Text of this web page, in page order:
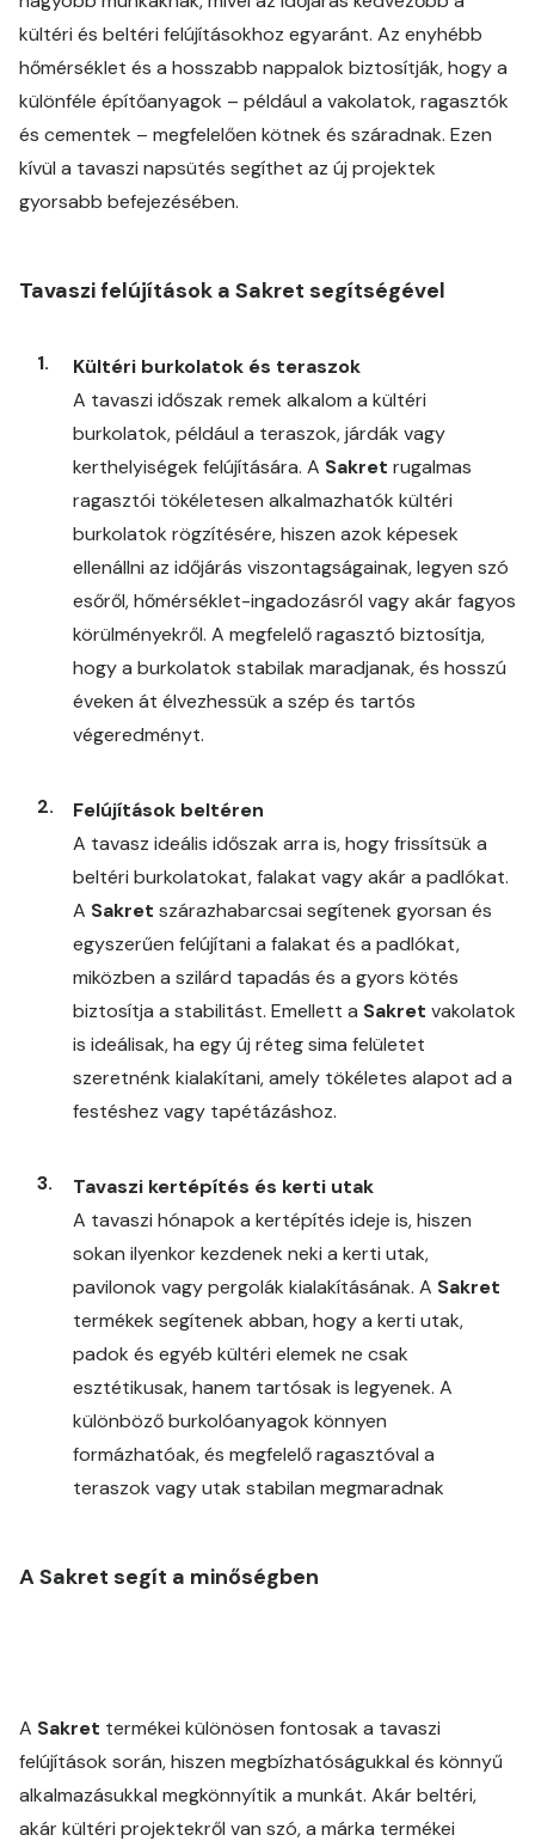
kültéri és beltéri felújításokhoz egyaránt. Az enyhébb
hőmérséklet és a hosszabb nappalok biztosítják, hogy a
különféle építőanyagok – például a vakolatok, ragasztók
és cementek – megfelelően kötnek és száradnak. Ezen
kívül a tavaszi napsütés segíthet az új projektek
gyorsabb befejezésében.
Tavaszi felújítások a Sakret segítségével
Kültéri burkolatok és teraszok
A tavaszi időszak remek alkalom a kültéri
burkolatok, például a teraszok, járdák vagy
kerthelyiségek felújítására. A Sakret rugalmas
ragasztói tökéletesen alkalmazhatók kültéri
burkolatok rögzítésére, hiszen azok képesek
ellenállni az időjárás viszontagságainak, legyen szó
esőről, hőmérséklet-ingadozásról vagy akár fagyos
körülményekről. A megfelelő ragasztó biztosítja,
hogy a burkolatok stabilak maradjanak, és hosszú
éveken át élvezhessük a szép és tartós
végeredményt.
Felújítások beltéren
A tavasz ideális időszak arra is, hogy frissítsük a
beltéri burkolatokat, falakat vagy akár a padlókat.
A Sakret szárazhabarcsai segítenek gyorsan és
egyszerűen felújítani a falakat és a padlókat,
miközben a szilárd tapadás és a gyors kötés
biztosítja a stabilitást. Emellett a Sakret vakolatok
is ideálisak, ha egy új réteg sima felületet
szeretnénk kialakítani, amely tökéletes alapot ad a
festéshez vagy tapétázáshoz.
Tavaszi kertépítés és kerti utak
A tavaszi hónapok a kertépítés ideje is, hiszen
sokan ilyenkor kezdenek neki a kerti utak,
pavilonok vagy pergolák kialakításának. A Sakret
termékek segítenek abban, hogy a kerti utak,
padok és egyéb kültéri elemek ne csak
esztétikusak, hanem tartósak is legyenek. A
különböző burkolóanyagok könnyen
formázhatóak, és megfelelő ragasztóval a
teraszok vagy utak stabilan megmaradnak
A Sakret segít a minőségben
A Sakret termékei különösen fontosak a tavaszi
felújítások során, hiszen megbízhatóságukkal és könnyű
alkalmazásukkal megkönnyítik a munkát. Akár beltéri,
akár kültéri projektekről van szó, a márka termékei